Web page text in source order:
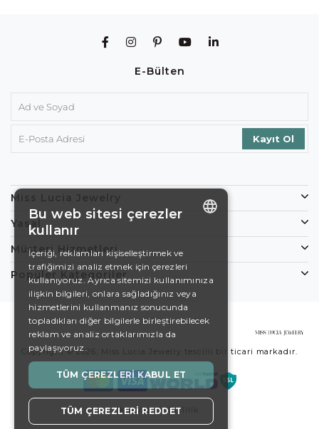
E-Bülten
Miss Lucia Jewelry
Yasal
Müşteri Hizmetleri
Popüler Kategoriler
Copyright © 2026, Miss Lucia Jewelry tescilli bir ticari markadır.
Koşullar Gizlilik
DE
EN
SWEDISH
TURKISH
Bu web sitesi çerezler
kullanır
İçeriği, reklamları kişiselleştirmek ve
trafiğimizi analiz etmek için çerezleri
kullanıyoruz. Ayrıca sitemizi kullanımınıza
ilişkin bilgileri, onlara sağladığınız veya
hizmetlerini kullanmanız sonucunda
topladıkları diğer bilgilerle birleştirebilecek
reklam ve analiz ortaklarımızla da
paylaşıyoruz.
TÜM ÇEREZLERI KABUL ET
TÜM ÇEREZLERI REDDET